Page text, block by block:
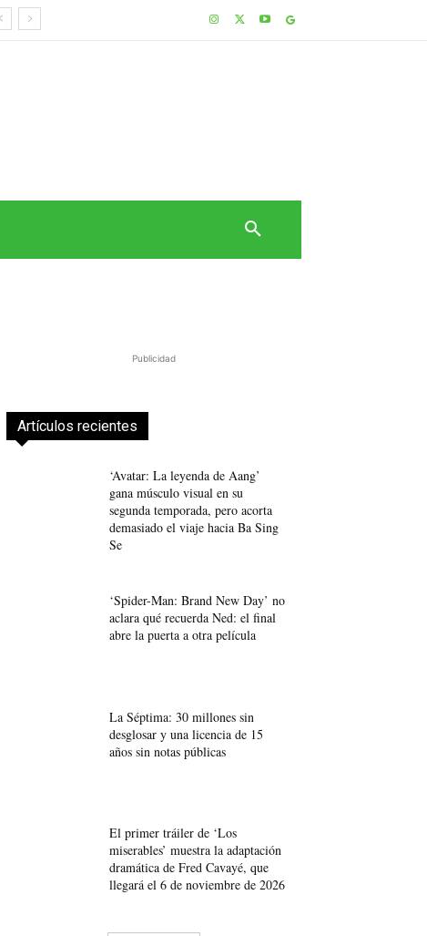
Publicidad
Artículos recientes
‘Avatar: La leyenda de Aang’
gana músculo visual en su
segunda temporada, pero acorta
demasiado el viaje hacia Ba Sing
Se
‘Spider-Man: Brand New Day’ no
aclara qué recuerda Ned: el final
abre la puerta a otra película
La Séptima: 30 millones sin
desglosar y una licencia de 15
años sin notas públicas
El primer tráiler de ‘Los
miserables’ muestra la adaptación
dramática de Fred Cavayé, que
llegará el 6 de noviembre de 2026